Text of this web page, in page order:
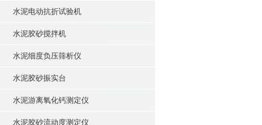
水泥电动抗折试验机
水泥胶砂搅拌机
水泥细度负压筛析仪
水泥胶砂振实台
水泥游离氧化钙测定仪
水泥胶砂流动度测定仪